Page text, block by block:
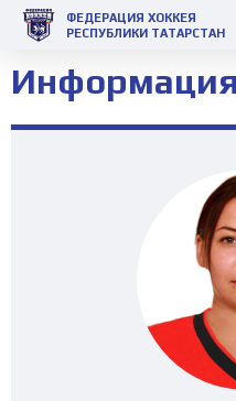
ФЕДЕРАЦИЯ ХОККЕЯ
РЕСПУБЛИКИ ТАТАРСТАН